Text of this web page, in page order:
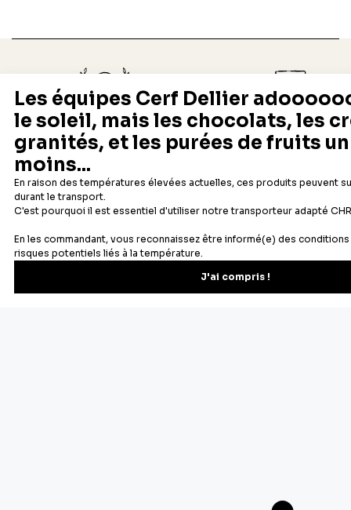
Depuis 1932
Fabricant français reconnu
Livraison rapide 24/48h
Offerte dès 69 € en point
Newsletter
Recevez les recettes, astuces et offres spéciales.